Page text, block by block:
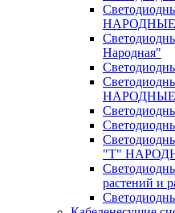
НАРОДНЫЕ
Народная"
НАРОДНЫЕ
"Т"
растений и